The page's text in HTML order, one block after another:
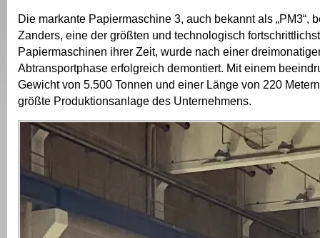
Die markante Papiermaschine 3, auch bekannt als „PM3“,
Zanders, eine der größten und technologisch
Papiermaschinen ihrer Zeit, wurde nach einer
Abtransportphase erfolgreich demontiert. Mit einem
Gewicht von 5.500 Tonnen und einer Länge von 220
größte Produktionsanlage des Unternehmens.